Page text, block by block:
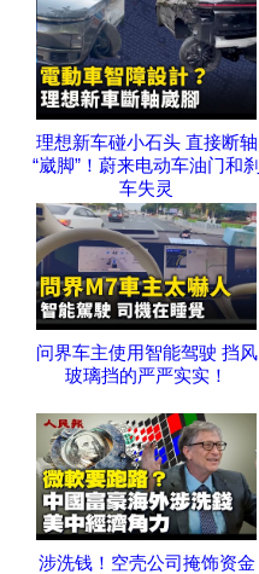
理想新车碰小石头 直接断轴
“崴脚”！蔚来电动车油门和刹
车失灵
问界车主使用智能驾驶 挡风
玻璃挡的严严实实！
涉洗钱！空壳公司掩饰资金